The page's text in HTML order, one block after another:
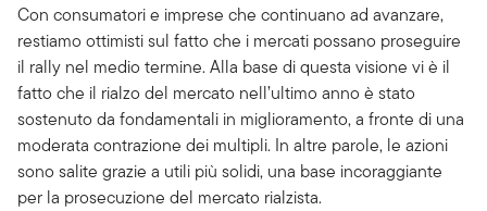
Con consumatori e imprese che continuano ad avanzare,
restiamo ottimisti sul fatto che i mercati possano proseguire
il rally nel medio termine. Alla base di questa visione vi è il
fatto che il rialzo del mercato nell’ultimo anno è stato
sostenuto da fondamentali in miglioramento, a fronte di una
moderata contrazione dei multipli. In altre parole, le azioni
sono salite grazie a utili più solidi, una base incoraggiante
per la prosecuzione del mercato rialzista.